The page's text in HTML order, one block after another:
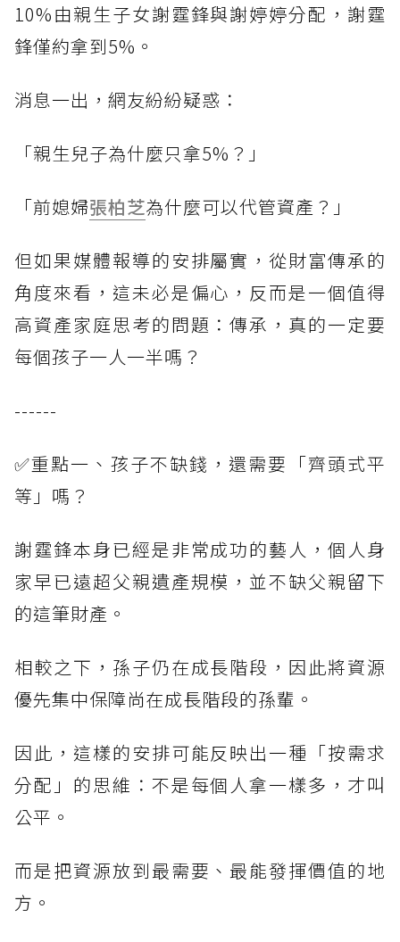
10%由親生子女謝霆鋒與謝婷婷分配，謝霆
鋒僅約拿到5%。
消息一出，網友紛紛疑惑：
「親生兒子為什麼只拿5%？」
「前媳婦張柏芝為什麼可以代管資產？」
但如果媒體報導的安排屬實，從財富傳承的
角度來看，這未必是偏心，反而是一個值得
高資產家庭思考的問題：傳承，真的一定要
每個孩子一人一半嗎？
------
✅重點一、孩子不缺錢，還需要「齊頭式平
等」嗎？
謝霆鋒本身已經是非常成功的藝人，個人身
家早已遠超父親遺產規模，並不缺父親留下
的這筆財產。
相較之下，孫子仍在成長階段，因此將資源
優先集中保障尚在成長階段的孫輩。
因此，這樣的安排可能反映出一種「按需求
分配」的思維：不是每個人拿一樣多，才叫
公平。
而是把資源放到最需要、最能發揮價值的地
方。